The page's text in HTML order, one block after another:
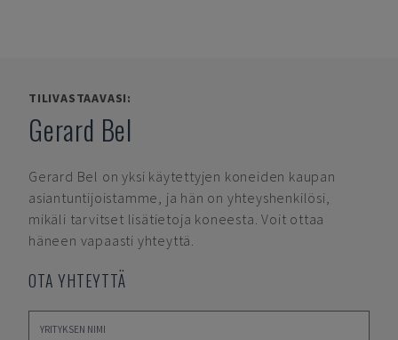
TILIVASTAAVASI:
Gerard Bel
Gerard Bel on yksi käytettyjen koneiden kaupan
asiantuntijoistamme, ja hän on yhteyshenkilösi,
mikäli tarvitset lisätietoja koneesta. Voit ottaa
häneen vapaasti yhteyttä.
OTA YHTEYTTÄ